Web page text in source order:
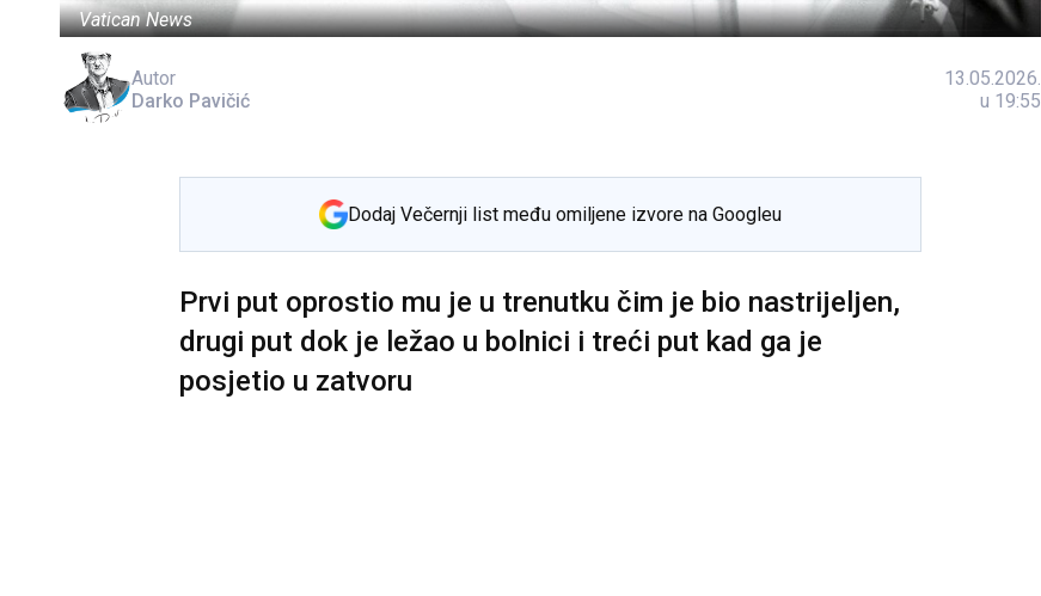
Vatican News
Autor
Darko Pavičić
13.05.2026.
u 19:55
Dodaj Večernji list među omiljene izvore na Googleu
Prvi put oprostio mu je u trenutku čim je bio nastrijeljen,
drugi put dok je ležao u bolnici i treći put kad ga je
posjetio u zatvoru